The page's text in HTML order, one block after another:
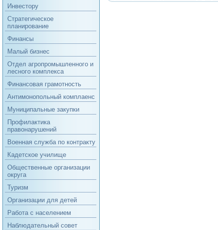
Инвестору
Стратегическое
планирование
Финансы
Малый бизнес
Отдел агропромышленного и
лесного комплекса
Финансовая грамотность
Антимонопольный комплаенс
Муниципальные закупки
Профилактика
правонарушений
Военная служба по контракту
Кадетское училище
Общественные организации
округа
Туризм
Организации для детей
Работа с населением
Наблюдательный совет